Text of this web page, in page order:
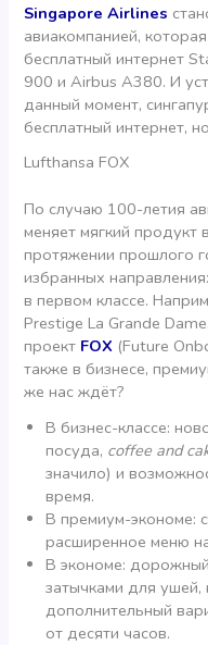
Singapore Airlines
авиакомпанией,
бесплатный интернет
900 и Airbus A380. И
данный момент,
бесплатный интернет,
Lufthansa FOX
По случаю 100-летия
меняет мягкий продукт
протяжении прошлого
избранных
в первом классе.
Prestige La Grande
проект FOX (Future
также в бизнесе,
же нас ждёт?
В бизнес-классе:
посуда, coffee and
значило) и
время.
В премиум-экономе:
расширенное меню
В экономе:
затычками для ушей,
дополнительный
от десяти часов.